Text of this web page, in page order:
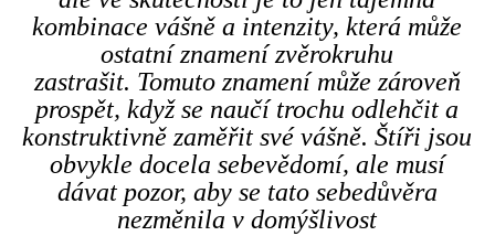
kombinace vášně a intenzity, která může
ostatní znamení zvěrokruhu
zastrašit. Tomuto znamení může zároveň
prospět, když se naučí trochu odlehčit a
konstruktivně zaměřit své vášně. Štíři jsou
obvykle docela sebevědomí, ale musí
dávat pozor, aby se tato sebedůvěra
nezměnila v domýšlivost